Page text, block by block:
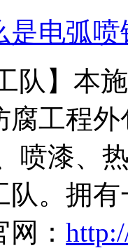
是电弧喷
队】本
腐工程
喷漆、
队。拥
：